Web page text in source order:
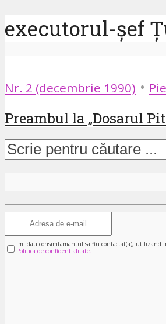
executorul-șef
Nr. 2 (decembrie 1990) •
Preambul la „Dosarul
Imi dau consimtamantul sa fiu contactat(a), utilizand
Politica de confidentialitate.